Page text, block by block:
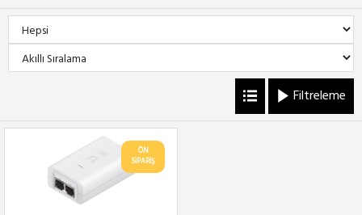
Filtreleme
ÖN
SİPARİŞ